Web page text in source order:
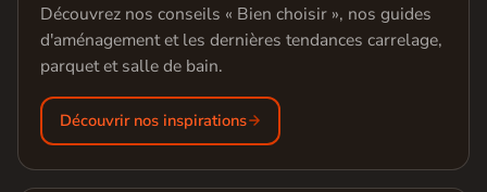
Découvrez nos conseils « Bien choisir », nos guides
d'aménagement et les dernières tendances carrelage,
parquet et salle de bain.
Découvrir nos inspirations